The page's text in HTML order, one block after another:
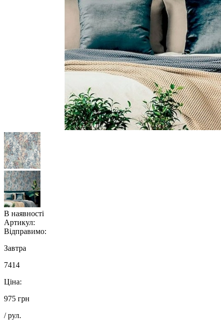
В наявності
Артикул:
Відправимо:
Завтра
7414
Ціна:
975 грн
/ рул.